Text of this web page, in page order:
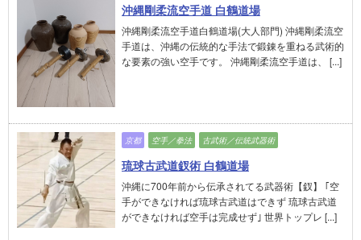
沖縄剛柔流空手道 白鶴道場
沖縄剛柔流空手道白鶴道場(大人部門) 沖縄剛柔流空
手道は、沖縄の伝統的な手法で鍛錬を重ねる武術的
な要素の強い空手です。 沖縄剛柔流空手道は、 [...]
京都 空手／拳法 古武術／伝統武器術
琉球古武道釵術 白鶴道場
沖縄に700年前から伝承されてる武器術【釵】 ｢空
手ができなければ琉球古武道はできず 琉球古武道
ができなければ空手は完成せず｣ 世界トップレ [...]